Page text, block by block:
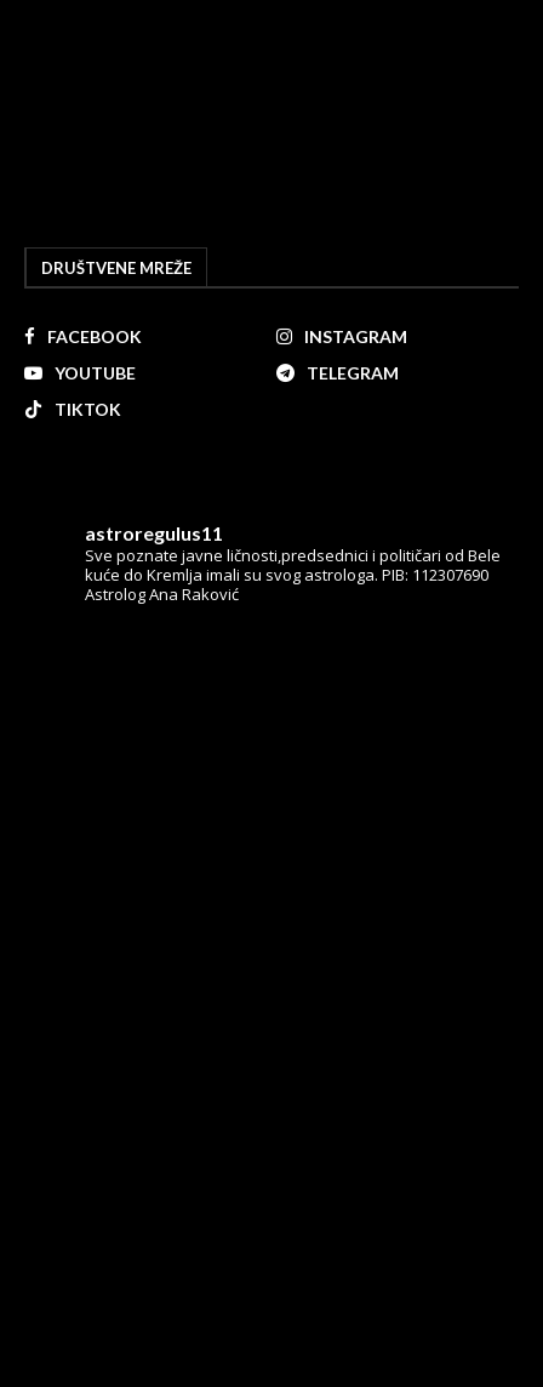
DRUŠTVENE MREŽE
FACEBOOK
INSTAGRAM
YOUTUBE
TELEGRAM
TIKTOK
astroregulus11
Sve poznate javne ličnosti,predsednici i političari od Bele
kuće do Kremlja imali su svog astrologa. PIB: 112307690
Astrolog Ana Raković